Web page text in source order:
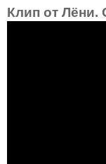
Клип от Лёни.